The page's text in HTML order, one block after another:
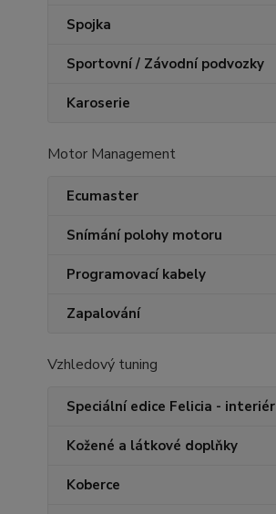
Spojka
Sportovní / Závodní podvozky
Karoserie
Motor Management
Ecumaster
Snímání polohy motoru
Programovací kabely
Zapalování
Vzhledový tuning
Speciální edice Felicia - interiér
Kožené a látkové doplňky
Koberce